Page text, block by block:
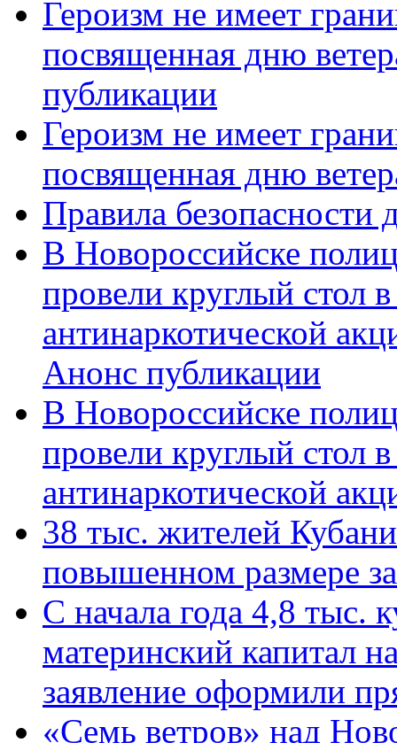
Героизм не имеет
посвященная дню
публикации
Героизм не имеет
посвященная дню
Правила безопасности
В Новороссийске
провели круглый стол
антинаркотической
Анонс публикации
В Новороссийске
провели круглый стол
антинаркотической
38 тыс. жителей
повышенном размере
С начала года 4,8 тыс.
материнский капитал
заявление оформили
«Семь ветров» над